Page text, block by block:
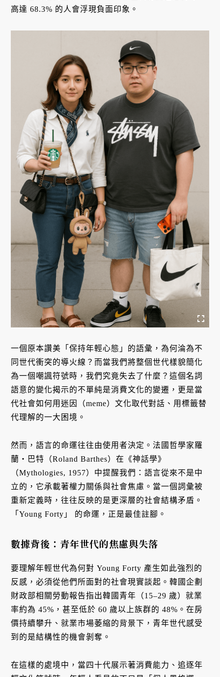
高達 68.3% 的人會浮現負面印象。
一個原本讚美「保持年輕心態」的語彙，為何淪為不
同世代衝突的導火線？而當我們將整個世代樣貌簡化
為一個嘲諷符號時，我們究竟失去了什麼？這個名詞
語意的變化揭示的不單純是消費文化的變遷，更是當
代社會如何用迷因（meme）文化取代對話、用標籤替
代理解的一大困境。
然而，語言的命運往往由使用者決定。法國哲學家羅
蘭・巴特（Roland Barthes）在《神話學》
（Mythologies, 1957）中提醒我們：語言從來不是中
立的，它承載著權力關係與社會焦慮。當一個詞彙被
重新定義時，往往反映的是更深層的社會結構矛盾。
「Young Forty」 的命運，正是最佳註腳。
數據背後：青年世代的焦慮與失落
要理解年輕世代為何對 Young Forty 產生如此強烈的
反感，必須從他們所面對的社會現實談起。韓國企劃
財政部相關勞動報告指出韓國青年（15–29 歲）就業
率約為 45%，甚至低於 60 歲以上族群的 48%。在房
價持續攀升、就業市場萎縮的背景下，青年世代感受
到的是結構性的機會剝奪。
在這樣的處境中，當四十代展示著消費能力、追逐年